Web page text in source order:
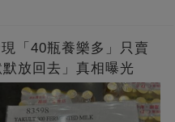
「40瓶養樂多」只賣
放回去」真相曝光